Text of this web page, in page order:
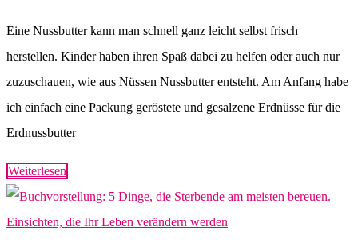
Eine Nussbutter kann man schnell ganz leicht selbst frisch
herstellen. Kinder haben ihren Spaß dabei zu helfen oder auch nur
zuzuschauen, wie aus Nüssen Nussbutter entsteht. Am Anfang habe
ich einfach eine Packung geröstete und gesalzene Erdnüsse für die
Erdnussbutter
Weiterlesen